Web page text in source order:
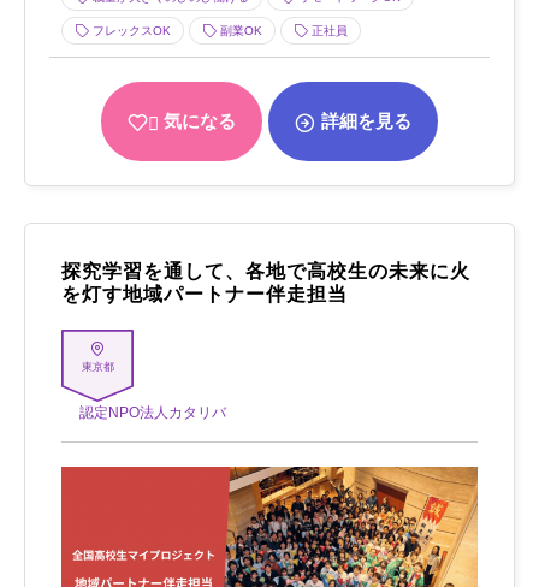
フレックスOK 副業OK 正社員
気になる 詳細を見る
探究学習を通して、各地で高校生の未来に火
を灯す地域パートナー伴走担当
東京都
認定NPO法人カタリバ